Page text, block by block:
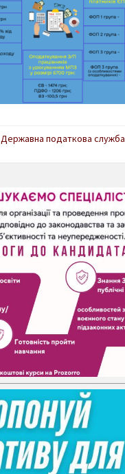
Державна податкова служба